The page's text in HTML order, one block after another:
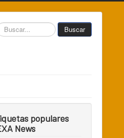
Buscar
populares
News